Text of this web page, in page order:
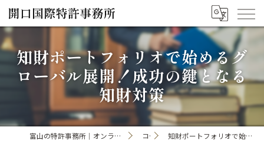
知財ポートフォリオで始めるグ
ローバル展開！成功の鍵となる
知財対策
富山の特許事務所｜オンライン手続き・申請・出願なら「開口国際特許事務所」 コラム 知財ポートフォリオで始めるグローバル展開！成功の鍵となる知財対策